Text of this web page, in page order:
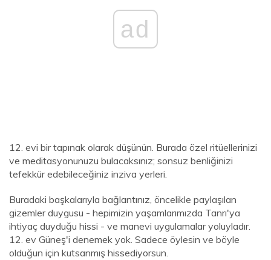
ad
12. evi bir tapınak olarak düşünün. Burada özel ritüellerinizi
ve meditasyonunuzu bulacaksınız; sonsuz benliğinizi
tefekkür edebileceğiniz inziva yerleri.
Buradaki başkalarıyla bağlantınız, öncelikle paylaşılan
gizemler duygusu - hepimizin yaşamlarımızda Tanrı'ya
ihtiyaç duyduğu hissi - ve manevi uygulamalar yoluyladır.
12. ev Güneş'i denemek yok. Sadece öylesin ve böyle
olduğun için kutsanmış hissediyorsun.